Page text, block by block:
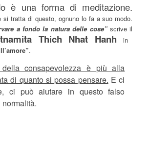
è una forma di meditazione.
si tratta di questo, ognuno lo fa a suo modo.
a fondo la natura delle cose”scrive il
Thich Nhat Hanh in
.
consapevolezza è più alla
di quanto si possa pensare. E ci
ci può aiutare in questo falso